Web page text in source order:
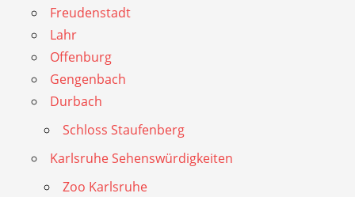
Freudenstadt
Lahr
Offenburg
Gengenbach
Durbach
Schloss Staufenberg
Karlsruhe Sehenswürdigkeiten
Zoo Karlsruhe